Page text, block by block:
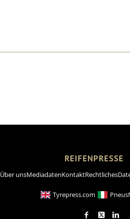
REIFENPRESSE
Über unsMediadatenKontaktRechtliches
Tyrepress.com